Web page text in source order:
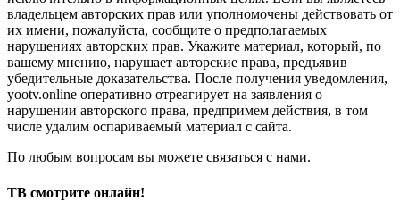
владельцем авторских прав или уполномочены действовать от
их имени, пожалуйста, сообщите о предполагаемых
нарушениях авторских прав. Укажите материал, который, по
вашему мнению, нарушает авторские права, предъявив
убедительные доказательства. После получения уведомления,
yootv.online оперативно отреагирует на заявления о
нарушении авторского права, предпримем действия, в том
числе удалим оспариваемый материал с сайта.
По любым вопросам вы можете связаться с нами.
ТВ смотрите онлайн!